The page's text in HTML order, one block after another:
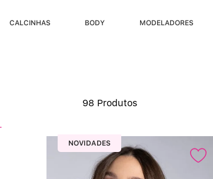
CALCINHAS BODY MODELADORES
98 Produtos
NOVIDADES